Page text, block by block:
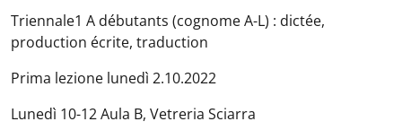
Triennale1 A débutants (cognome A-L) : dictée,
production écrite, traduction
Prima lezione lunedì 2.10.2022
Lunedì 10-12 Aula B, Vetreria Sciarra